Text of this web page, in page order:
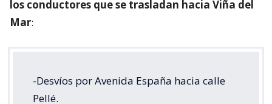
los conductores que se trasladan hacia Viña del
Mar:
-Desvíos por Avenida España hacia calle
Pellé.